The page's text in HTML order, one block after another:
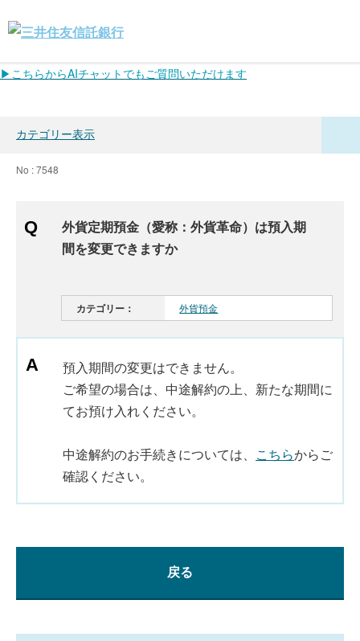
▶こちらからAIチャットでもご質問いただけます
カテゴリー表示
No : 7548
外貨定期預金（愛称：外貨革命）は預入期
間を変更できますか
カテゴリー： 外貨預金
預入期間の変更はできません。
ご希望の場合は、中途解約の上、新たな期間に
てお預け入れください。
中途解約のお手続きについては、 こちらからご
確認ください。
戻る